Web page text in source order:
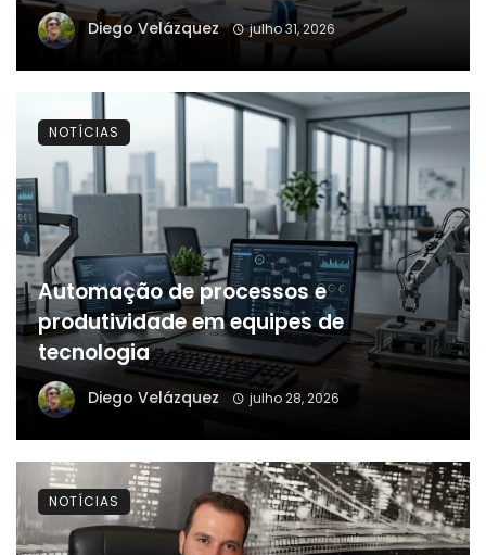
Diego Velázquez julho 31, 2026
Automação de processos e
produtividade em equipes de
tecnologia
Diego Velázquez julho 28, 2026
NOTÍCIAS
NOTÍCIAS